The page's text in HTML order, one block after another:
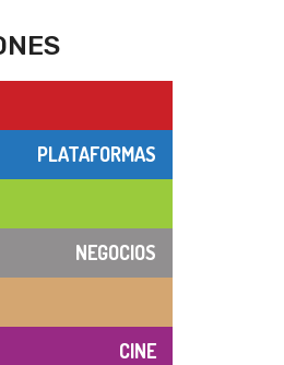
PLATAFORMAS
NEGOCIOS
CINE